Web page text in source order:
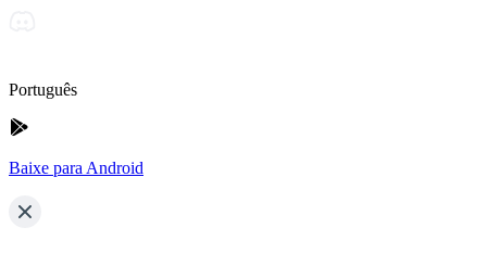
Português
Baixe para Android